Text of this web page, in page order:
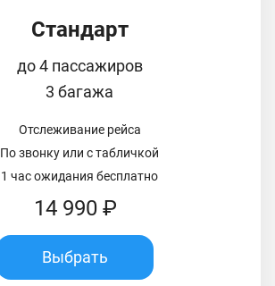
Стандарт
до 4 пассажиров
3 багажа
Отслеживание рейса
По звонку или с табличкой
1 час ожидания бесплатно
14 990 ₽
Выбрать